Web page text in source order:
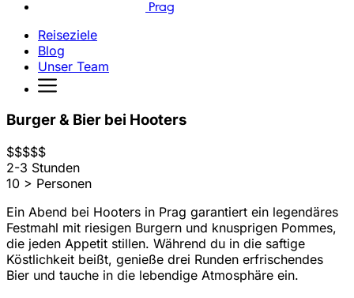
Prag
Reiseziele
Blog
Unser Team
Burger & Bier bei Hooters
$$$$$
2-3 Stunden
10 > Personen
Ein Abend bei Hooters in Prag garantiert ein legendäres
Festmahl mit riesigen Burgern und knusprigen Pommes,
die jeden Appetit stillen. Während du in die saftige
Köstlichkeit beißt, genieße drei Runden erfrischendes
Bier und tauche in die lebendige Atmosphäre ein.